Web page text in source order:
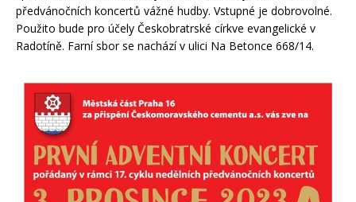
předvánočních koncertů vážné hudby. Vstupné je dobrovolné.
Použito bude pro účely Českobratrské církve evangelické v
Radotíně. Farní sbor se nachází v ulici Na Betonce 668/14.